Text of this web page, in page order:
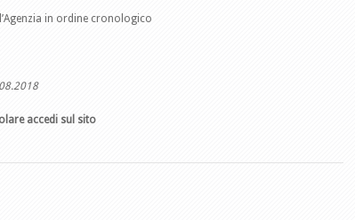
in ordine cronologico
accedi sul sito